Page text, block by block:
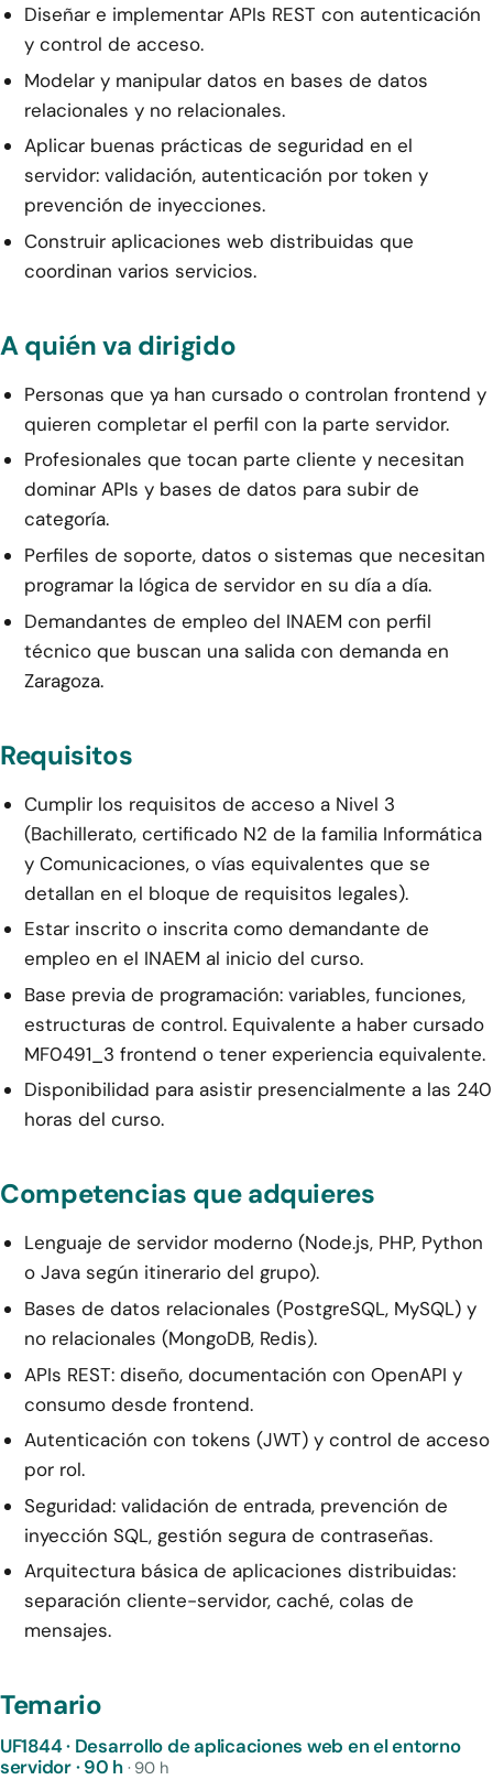
Diseñar e implementar APIs REST con autenticación
y control de acceso.
Modelar y manipular datos en bases de datos
relacionales y no relacionales.
Aplicar buenas prácticas de seguridad en el
servidor: validación, autenticación por token y
prevención de inyecciones.
Construir aplicaciones web distribuidas que
coordinan varios servicios.
A quién va dirigido
Personas que ya han cursado o controlan frontend y
quieren completar el perfil con la parte servidor.
Profesionales que tocan parte cliente y necesitan
dominar APIs y bases de datos para subir de
categoría.
Perfiles de soporte, datos o sistemas que necesitan
programar la lógica de servidor en su día a día.
Demandantes de empleo del INAEM con perfil
técnico que buscan una salida con demanda en
Zaragoza.
Requisitos
Cumplir los requisitos de acceso a Nivel 3
(Bachillerato, certificado N2 de la familia Informática
y Comunicaciones, o vías equivalentes que se
detallan en el bloque de requisitos legales).
Estar inscrito o inscrita como demandante de
empleo en el INAEM al inicio del curso.
Base previa de programación: variables, funciones,
estructuras de control. Equivalente a haber cursado
MF0491_3 frontend o tener experiencia equivalente.
Disponibilidad para asistir presencialmente a las 240
horas del curso.
Competencias que adquieres
Lenguaje de servidor moderno (Node.js, PHP, Python
o Java según itinerario del grupo).
Bases de datos relacionales (PostgreSQL, MySQL) y
no relacionales (MongoDB, Redis).
APIs REST: diseño, documentación con OpenAPI y
consumo desde frontend.
Autenticación con tokens (JWT) y control de acceso
por rol.
Seguridad: validación de entrada, prevención de
inyección SQL, gestión segura de contraseñas.
Arquitectura básica de aplicaciones distribuidas:
separación cliente-servidor, caché, colas de
mensajes.
Temario
UF1844 · Desarrollo de aplicaciones web en el entorno
servidor · 90 h · 90 h